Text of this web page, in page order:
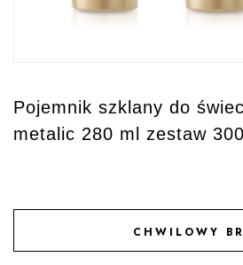
Pojemnik szklany do
metalic 280 ml zestaw
CHWILOWY
DODAJ DO